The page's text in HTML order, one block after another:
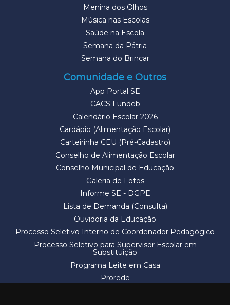
Menina dos Olhos
Música nas Escolas
Saúde na Escola
Semana da Pátria
Semana do Brincar
Comunidade e Outros
App Portal SE
CACS Fundeb
Calendário Escolar 2026
Cardápio (Alimentação Escolar)
Carteirinha CEU (Pré-Cadastro)
Conselho de Alimentação Escolar
Conselho Municipal de Educação
Galeria de Fotos
Informe SE - DGPE
Lista de Demanda (Consulta)
Ouvidoria da Educação
Processo Seletivo Interno de Coordenador Pedagógico
Processo Seletivo para Supervisor Escolar em
Substituição
Programa Leite em Casa
Prorede